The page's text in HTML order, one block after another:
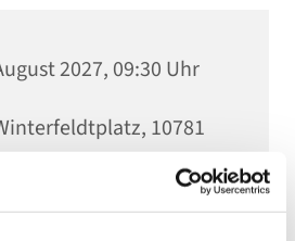
2027, 09:30 Uhr
10781